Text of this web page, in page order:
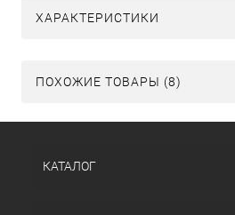
ХАРАКТЕРИСТИКИ
ПОХОЖИЕ ТОВАРЫ (8)
КАТАЛОГ